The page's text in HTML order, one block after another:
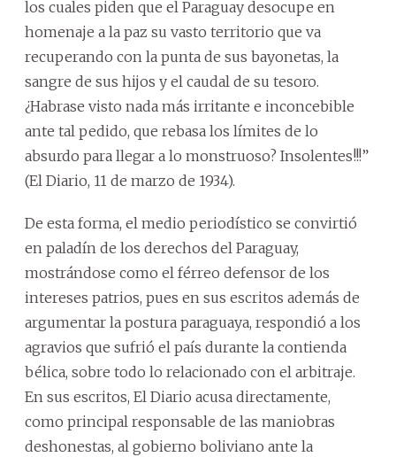
los cuales piden que el Paraguay desocupe en
homenaje a la paz su vasto territorio que va
recuperando con la punta de sus bayonetas, la
sangre de sus hijos y el caudal de su tesoro.
¿Habrase visto nada más irritante e inconcebible
ante tal pedido, que rebasa los límites de lo
absurdo para llegar a lo monstruoso? Insolentes!!!”
(El Diario, 11 de marzo de 1934).
De esta forma, el medio periodístico se convirtió
en paladín de los derechos del Paraguay,
mostrándose como el férreo defensor de los
intereses patrios, pues en sus escritos además de
argumentar la postura paraguaya, respondió a los
agravios que sufrió el país durante la contienda
bélica, sobre todo lo relacionado con el arbitraje.
En sus escritos, El Diario acusa directamente,
como principal responsable de las maniobras
deshonestas, al gobierno boliviano ante la